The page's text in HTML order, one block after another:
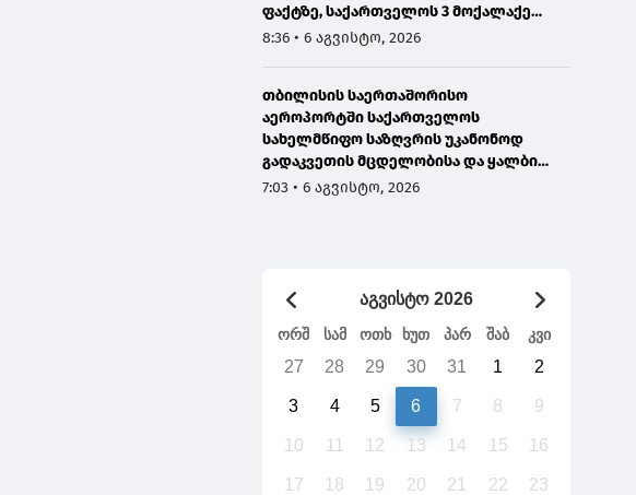
ფაქტზე, საქართველოს 3 მოქალაქე
დააკავა
8:36 • 6 აგვისტო, 2026
თბილისის საერთაშორისო
აეროპორტში საქართველოს
სახელმწიფო საზღვრის უკანონოდ
გადაკვეთის მცდელობისა და ყალბი
დოკუმენტების გამოყენების
7:03 • 6 აგვისტო, 2026
აგვისტო 2026
ორშ სამ ოთხ ხუთ პარ შაბ კვი
27 28 29 30 31 1 2
3 4 5 6 7 8 9
10 11 12 13 14 15 16
17 18 19 20 21 22 23